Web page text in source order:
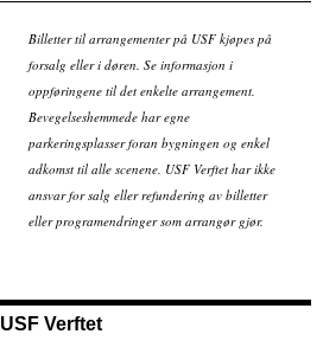
Billetter til arrangementer på USF kjøpes på
forsalg eller i døren. Se informasjon i
oppføringene til det enkelte arrangement.
Bevegelseshemmede har egne
parkeringsplasser foran bygningen og enkel
adkomst til alle scenene. USF Verftet har ikke
ansvar for salg eller refundering av billetter
eller programendringer som arrangør gjør.
USF Verftet